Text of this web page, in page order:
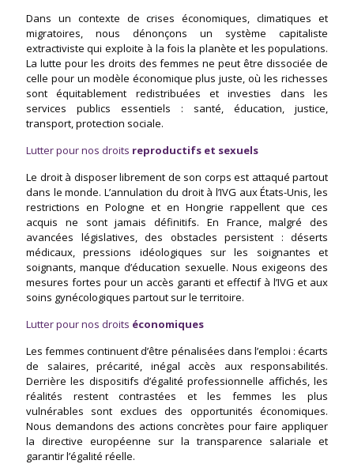
Dans un contexte de crises économiques, climatiques et
migratoires, nous dénonçons un système capitaliste
extractiviste qui exploite à la fois la planète et les populations.
La lutte pour les droits des femmes ne peut être dissociée de
celle pour un modèle économique plus juste, où les richesses
sont équitablement redistribuées et investies dans les
services publics essentiels : santé, éducation, justice,
transport, protection sociale.
Lutter pour nos droits reproductifs et sexuels
Le droit à disposer librement de son corps est attaqué partout
dans le monde. L’annulation du droit à l’IVG aux États-Unis, les
restrictions en Pologne et en Hongrie rappellent que ces
acquis ne sont jamais définitifs. En France, malgré des
avancées législatives, des obstacles persistent : déserts
médicaux, pressions idéologiques sur les soignantes et
soignants, manque d’éducation sexuelle. Nous exigeons des
mesures fortes pour un accès garanti et effectif à l’IVG et aux
soins gynécologiques partout sur le territoire.
Lutter pour nos droits économiques
Les femmes continuent d’être pénalisées dans l’emploi : écarts
de salaires, précarité, inégal accès aux responsabilités.
Derrière les dispositifs d’égalité professionnelle affichés, les
réalités restent contrastées et les femmes les plus
vulnérables sont exclues des opportunités économiques.
Nous demandons des actions concrètes pour faire appliquer
la directive européenne sur la transparence salariale et
garantir l’égalité réelle.